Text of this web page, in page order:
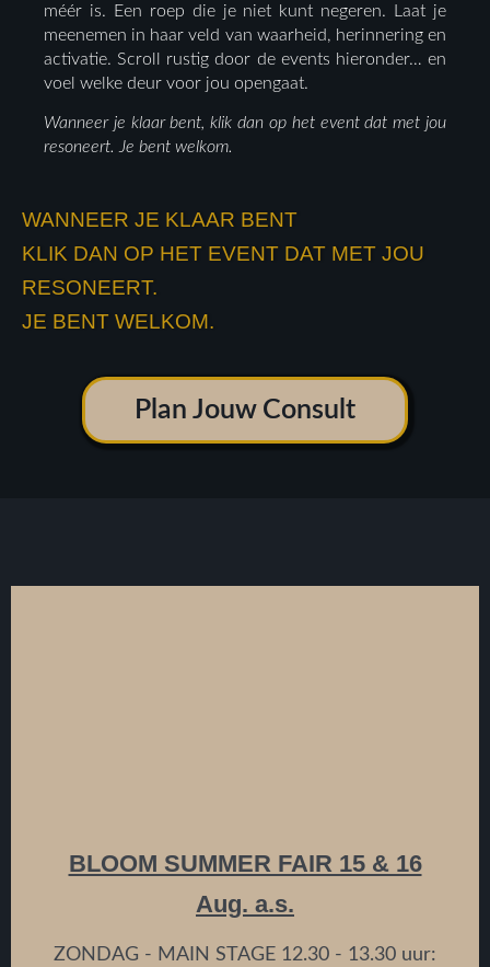
méér is. Een roep die je niet kunt negeren. Laat je
meenemen in haar veld van waarheid, herinnering en
activatie. Scroll rustig door de events hieronder… en
voel welke deur voor jou opengaat.
Wanneer je klaar bent, klik dan op het event dat met jou
resoneert. Je bent welkom.
WANNEER JE KLAAR BENT
KLIK DAN OP HET EVENT DAT MET JOU
RESONEERT.
JE BENT WELKOM.
Plan Jouw Consult
BLOOM SUMMER FAIR 15 & 16
Aug. a.s.
ZONDAG - MAIN STAGE 12.30 - 13.30 uur: